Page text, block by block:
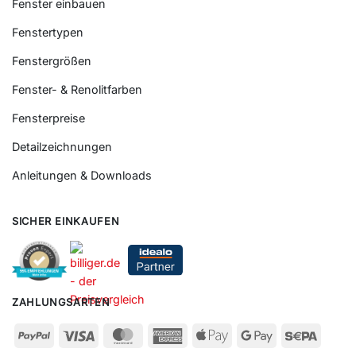
Fenster einbauen
Fenstertypen
Fenstergrößen
Fenster- & Renolitfarben
Fensterpreise
Detailzeichnungen
Anleitungen & Downloads
SICHER EINKAUFEN
ZAHLUNGSARTEN